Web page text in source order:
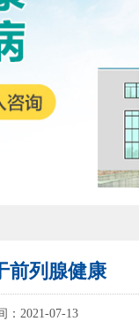
前列腺健康
：2021-07-13